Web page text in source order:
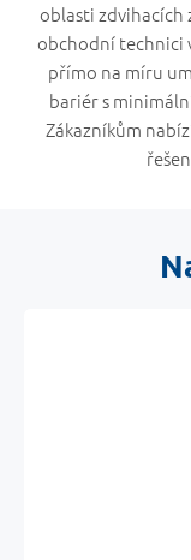
oblasti zdvihacích
obchodní technici
přímo na míru
bariér s
Zákazníkům